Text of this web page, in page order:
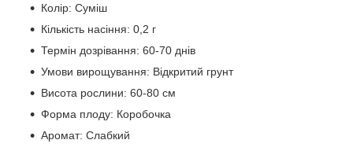
Колір: Суміш
Кількість насіння: 0,2 г
Термін дозрівання: 60-70 днів
Умови вирощування: Відкритий грунт
Висота рослини: 60-80 см
Форма плоду: Коробочка
Аромат: Слабкий